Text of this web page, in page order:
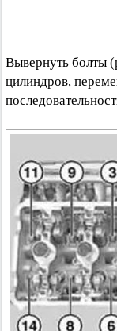
Вывернуть болты
цилиндров,